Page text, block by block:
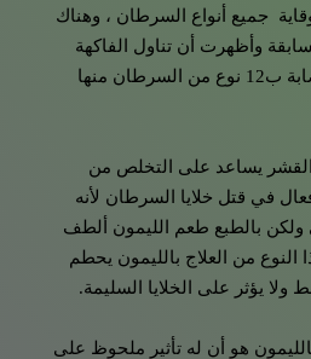
جميع أنواع السرطان ، وهناك
وأظهرت أن تناول الفاكهة
عامة قد يخفض خطر الإصابة ب12 نوع من السرطان منها
يساعد على التخلص من
في قتل خلايا السرطان لأنه
ولكن بالطبع طعم الليمون ألطف
النوع من العلاج بالليمون يحطم
ولا يؤثر على الخلايا السليمة.
هو أن له تأثير ملحوظ على